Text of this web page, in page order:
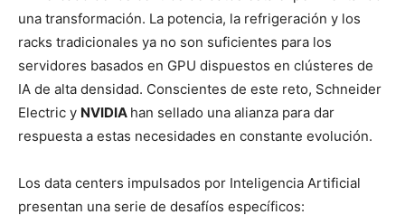
una transformación. La potencia, la refrigeración y los
racks tradicionales ya no son suficientes para los
servidores basados en GPU dispuestos en clústeres de
IA de alta densidad. Conscientes de este reto, Schneider
Electric y NVIDIA han sellado una alianza para dar
respuesta a estas necesidades en constante evolución.
Los data centers impulsados por Inteligencia Artificial
presentan una serie de desafíos específicos: